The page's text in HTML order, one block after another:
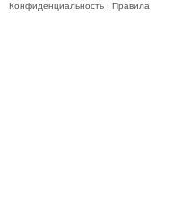
Конфиденциальность | Правила